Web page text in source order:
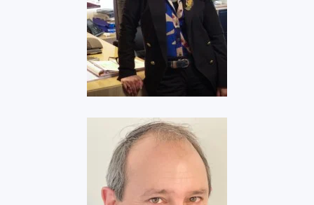
Gipag
Voir